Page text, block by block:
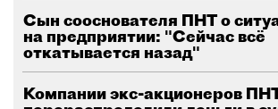
Сын сооснователя ПНТ о
на предприятии: "Сейчас всё
откатывается назад"
Компании экс-акционеров